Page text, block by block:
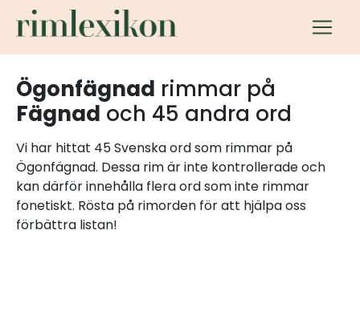
Ögonfägnad rimmar på
Fägnad och 45 andra ord
Vi har hittat 45 Svenska ord som rimmar på
Ögonfägnad. Dessa rim är inte kontrollerade och
kan därför innehålla flera ord som inte rimmar
fonetiskt. Rösta på rimorden för att hjälpa oss
förbättra listan!